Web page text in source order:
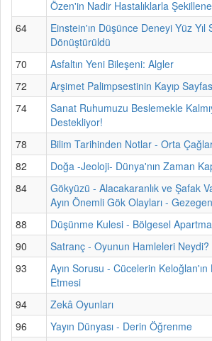
Özen'in Nadir Hastalıklarla
64
Einstein'ın Düşünce Deneyi Yüz
Dönüştürüldü
70
Asfaltın Yeni Bileşeni: Algler
72
Arşimet Palimpsestinin Kayıp
74
Sanat Ruhumuzu Beslemekle
Destekliyor!
78
Bilim Tarihinden Notlar - Orta
82
Doğa -Jeoloji- Dünya'nın Zaman
84
Gökyüzü - Alacakaranlık ve Şafak
Ayın Önemli Gök Olayları -
88
Düşünme Kulesi - Bölgesel
90
Satranç - Oyunun Hamleleri Neydi?
93
Ayın Sorusu - Cücelerin
Etmesi
94
Zekâ Oyunları
96
Yayın Dünyası - Derin Öğrenme